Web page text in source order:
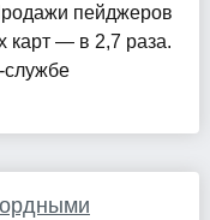
пейджеров
карт — в 2,7 раза.